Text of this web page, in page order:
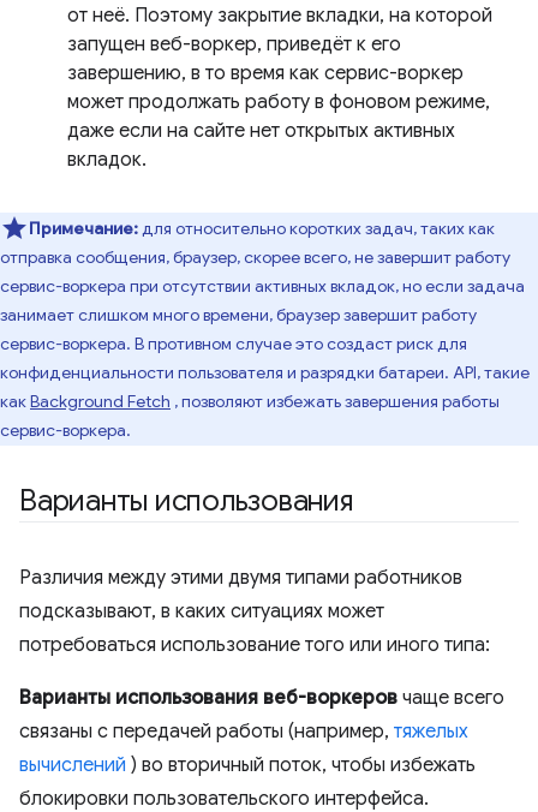
от неё. Поэтому закрытие вкладки, на которой
запущен веб-воркер, приведёт к его
завершению, в то время как сервис-воркер
может продолжать работу в фоновом режиме,
даже если на сайте нет открытых активных
вкладок.
Примечание:для относительно коротких задач, таких как
отправка сообщения, браузер, скорее всего, не завершит работу
сервис-воркера при отсутствии активных вкладок, но если задача
занимает слишком много времени, браузер завершит работу
сервис-воркера. В противном случае это создаст риск для
конфиденциальности пользователя и разрядки батареи. API, такие
какBackground Fetch , позволяют избежать завершения работы
сервис-воркера.
Варианты использования
Различия между этими двумя типами работников
подсказывают, в каких ситуациях может
потребоваться использование того или иного типа:
Варианты использования веб-воркеров чаще всего
связаны с передачей работы (например, тяжелых
вычислений ) во вторичный поток, чтобы избежать
блокировки пользовательского интерфейса.